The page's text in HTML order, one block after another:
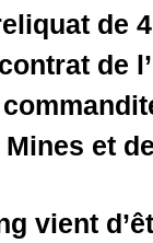
de
de
et
vient